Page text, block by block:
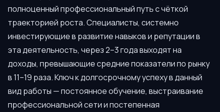
полноценный профессиональный путь с чёткой
траекторией роста. Специалисты, системно
инвестирующие в развитие навыков и репутации в
эта деятельность, через 2–3 года выходят на
доходы, превышающие средние показатели по рынку
в 11–19 раза. Ключ к долгосрочному успеху в данный
вид работы — постоянное обучение, выстраивание
профессиональной сети и постепенная